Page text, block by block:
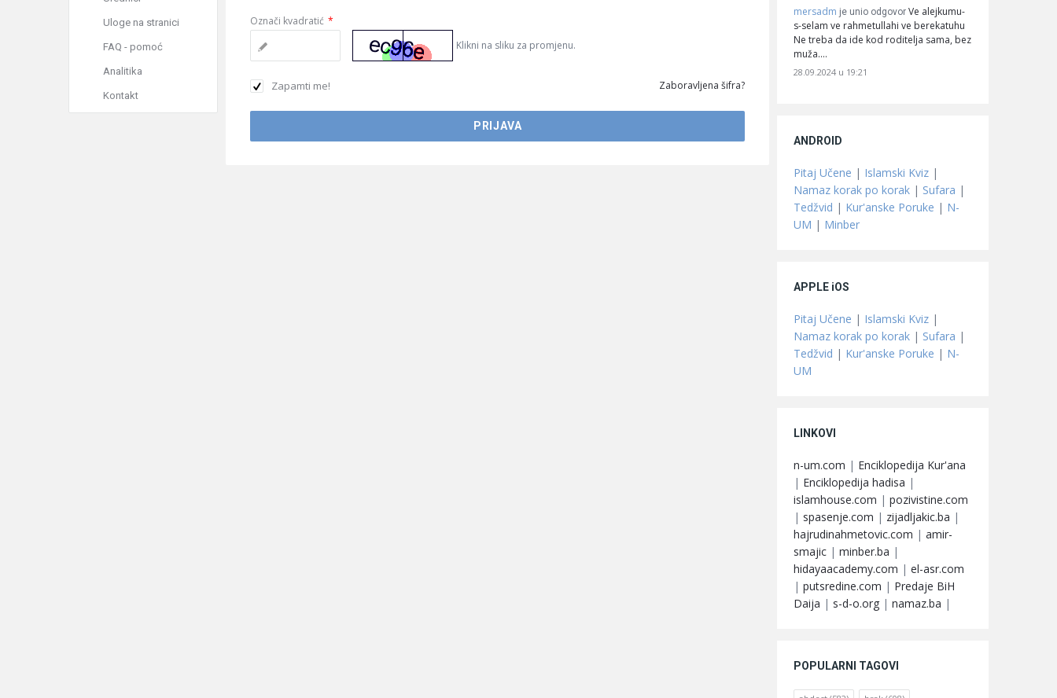
Označi kvadratić *
Klikni na sliku za promjenu.
Zapamti me! Zaboravljena šifra?
mersadm je unio odgovor Ve alejkumu-
s-selam ve rahmetullahi ve berekatuhu
Ne treba da ide kod roditelja sama, bez
muža.…
28.09.2024 u 19:21
ANDROID
Pitaj Učene | Islamski Kviz |
Namaz korak po korak | Sufara |
Tedžvid | Kur'anske Poruke | N-
UM | Minber
APPLE iOS
Pitaj Učene | Islamski Kviz |
Namaz korak po korak | Sufara |
Tedžvid | Kur'anske Poruke | N-
UM
LINKOVI
n-um.com | Enciklopedija Kur'ana
| Enciklopedija hadisa |
islamhouse.com | pozivistine.com
| spasenje.com | zijadljakic.ba |
hajrudinahmetovic.com | amir-
smajic | minber.ba |
hidayaacademy.com | el-asr.com
| putsredine.com | Predaje BiH
Daija | s-d-o.org | namaz.ba |
POPULARNI TAGOVI
Uloge na stranici
FAQ - pomoć
Analitika
Kontakt